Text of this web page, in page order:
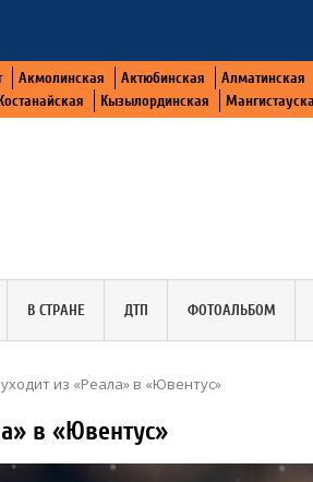
Акмолинская Актюбинская Алматинская
Кызылординская
В СТРАНЕ ДТП ФОТОАЛЬБОМ
из «Реала» в «Ювентус»
в «Ювентус»